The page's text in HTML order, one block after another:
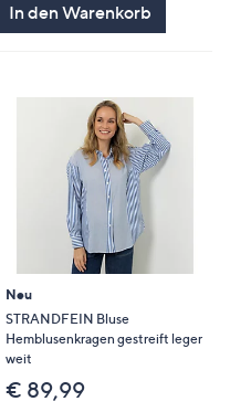
In den Warenkorb
Neu
STRANDFEIN Bluse
Hemblusenkragen gestreift leger
weit
€ 89,99